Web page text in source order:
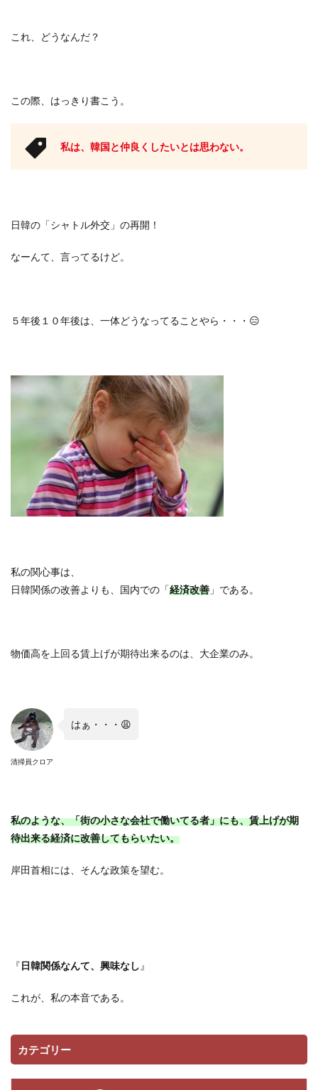
これ、どうなんだ？
この際、はっきり書こう。
私は、韓国と仲良くしたいとは思わない。
日韓の「シャトル外交」の再開！
なーんて、言ってるけど。
５年後１０年後は、一体どうなってることやら・・・ 😑
私の関心事は、
日韓関係の改善よりも、国内での「経済改善 」である。
物価高を上回る賃上げが期待出来るのは、大企業のみ。
清掃員クロア
はぁ・・・ 😩
私のような、「街の小さな会社で働いてる者」にも、賃上げが期
待出来る経済に改善してもらいたい。
岸田首相には、そんな政策を望む。
『日韓関係なんて、興味なし 』
これが、私の本音である。
カテゴリー